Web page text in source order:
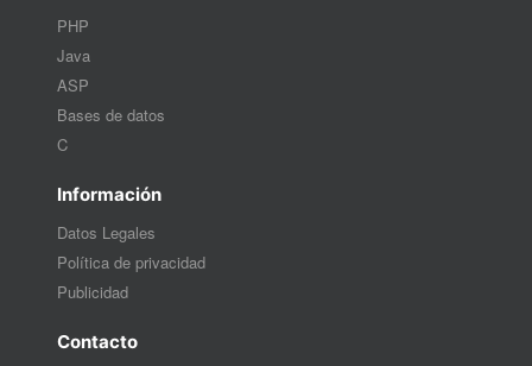
PHP
Java
ASP
Bases de datos
C
Información
Datos Legales
Política de privacidad
Publicidad
Contacto